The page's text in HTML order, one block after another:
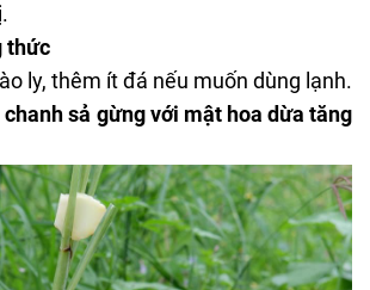
thức
ly, thêm ít đá nếu muốn dùng lạnh.
sả gừng với mật hoa dừa tăng